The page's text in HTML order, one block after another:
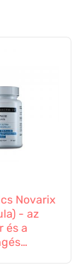
Novarix
- az
és a